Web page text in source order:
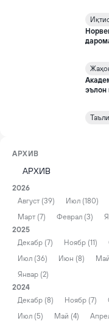
эълон
АРХИВ
2026
Август (39)
Июл (180)
Март (7)
Феврал (3)
2025
Декабр (7)
Ноябр (11)
Июл (36)
Июн (8)
Январ (2)
2024
Декабр (8)
Ноябр (7)
Июл (5)
Май (4)